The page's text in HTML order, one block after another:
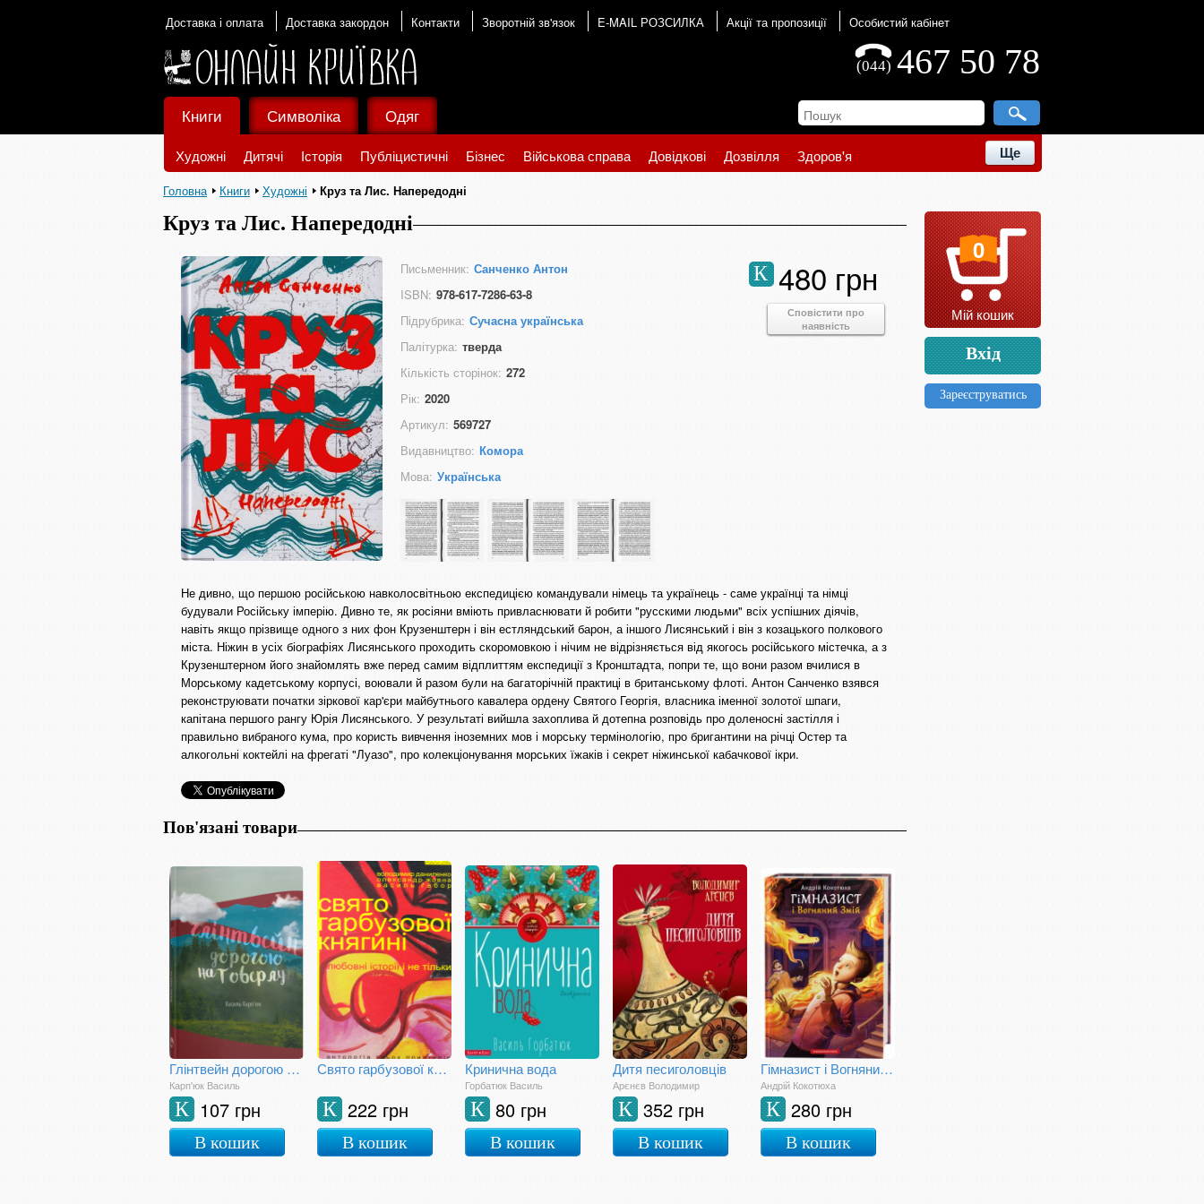
Доставка і оплата Доставка закордон Контакти Зворотній зв'язок E-MAIL РОЗСИЛКА Акції та пропозиції Особистий кабінет
467 50 78
(044)
Книги
Художні Дитячі Історія Публіцистичні Бізнес Військова справа Довідкові Дозвілля Здоров'я Ще
Символіка Одяг
Головна Книги Художні Круз та Лис. Напередодні
Круз та Лис. Напередодні
Письменник: Санченко Антон
ISBN: 978-617-7286-63-8
Підрубрика: Сучасна українська
Палітурка: тверда
Кількість сторінок: 272
Рік: 2020
Артикул: 569727
Видавництво: Комора
Мова: Українська
480 грн
К
Сповістити про
наявність
Не дивно, що першою російською навколосвітньою експедицією командували німець та українець - саме українці та німці
будували Російську імперію. Дивно те, як росіяни вміють привласнювати й робити "русскими людьми" всіх успішних діячів,
навіть якщо прізвище одного з них фон Крузенштерн і він естляндський барон, а іншого Лисянський і він з козацького полкового
міста. Ніжин в усіх біографіях Лисянського проходить скоромовкою і нічим не відрізняється від якогось російського містечка, а з
Крузенштерном його знайомлять вже перед самим відплиттям експедиції з Кронштадта, попри те, що вони разом вчилися в
Морському кадетському корпусі, воювали й разом були на багаторічній практиці в британському флоті. Антон Санченко взявся
реконструювати початки зіркової кар'єри майбутнього кавалера ордену Святого Георгія, власника іменної золотої шпаги,
капітана першого рангу Юрія Лисянського. У результаті вийшла захоплива й дотепна розповідь про доленосні застілля і
правильно вибраного кума, про користь вивчення іноземних мов і морську термінологію, про бригантини на річці Остер та
алкогольні коктейлі на фрегаті "Луазо", про колекціонування морських їжаків і секрет ніжинської кабачкової ікри.
Пов'язані товари
Глінтвейн дорогою на Говерлу
Карп'юк Василь
107 грн
К
В кошик
Свято гарбузової княгині
222 грн
К
В кошик
Кринична вода
Горбатюк Василь
80 грн
К
В кошик
Дитя песиголовців
Арєнєв Володимир
352 грн
К
В кошик
Гімназист і Вогняний Змій
Андрій Кокотюха
280 грн
К
В кошик
0
Мій кошик
Вхід
Зареєструватись